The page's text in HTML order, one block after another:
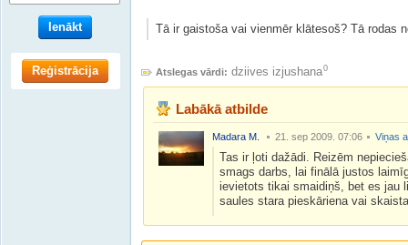
Tā ir gaistoša vai vienmēr klātesoš? Tā rodas
Atslegas vārdi: dziives izjushana0
Labākā atbilde
Madara M. 21. sep 2009. 07:06 Viņas
Tas ir ļoti dažādi. Reizēm
smags darbs, lai finālā justos
ievietots tikai smaidiņš, bet es jau
saules stara pieskāriena vai
Ienākt
Reģistrācija